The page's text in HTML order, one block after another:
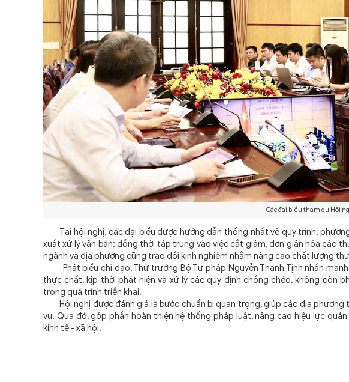
Các đại biểu tham dự Hội
Tại hội nghị, các đại biểu được hướng dẫn thống nhất về quy trình,
xuất xử lý văn bản; đồng thời tập trung vào việc cắt giảm, đơn giản hóa các
ngành và địa phương cũng trao đổi kinh nghiệm nhằm nâng cao chất lượng
Phát biểu chỉ đạo, Thứ trưởng Bộ Tư pháp Nguyễn Thanh Tịnh nhấn
thực chất, kịp thời phát hiện và xử lý các quy định chồng chéo, không còn
trong quá trình triển khai.
Hội nghị được đánh giá là bước chuẩn bị quan trọng, giúp các địa phương
vụ. Qua đó, góp phần hoàn thiện hệ thống pháp luật, nâng cao hiệu lực
kinh tế - xã hội.